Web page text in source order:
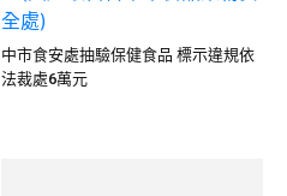
中市食安處抽驗保健食品 標示違規依
法裁處6萬元